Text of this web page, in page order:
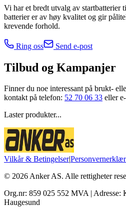
Vi har et bredt utvalg av startbatterier
batterier er av høy kvalitet og gir
krevende forhold.
Ring oss Send e-post
Tilbud og Kampanjer
Finner du noe interessant på brukt-
kontakt på telefon: 52 70 06 33 eller
Laster produkter...
Vilkår & Betingelser|
© 2026Anker AS. Alle rettigheter
Org.nr: 859 025 552 MVA | Adresse:
Haugesund